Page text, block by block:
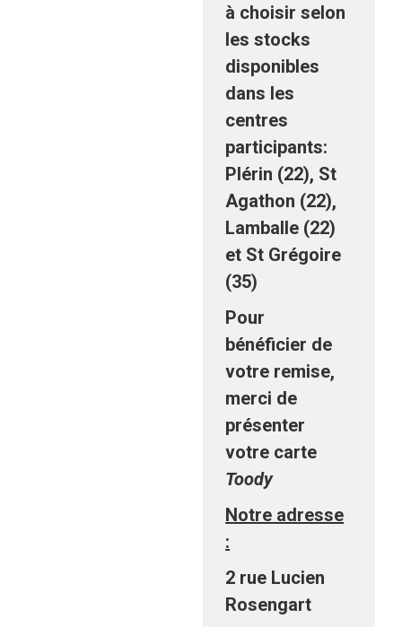
à choisir selon
les stocks
disponibles
dans les
centres
participants:
Plérin (22), St
Agathon (22),
Lamballe (22)
et St Grégoire
(35)
Pour
bénéficier de
votre remise,
merci de
présenter
votre carte
Toody
Notre adresse
:
2 rue Lucien
Rosengart